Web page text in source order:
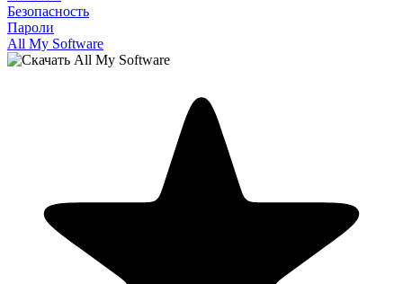
Безопасность
Пароли
All My Software